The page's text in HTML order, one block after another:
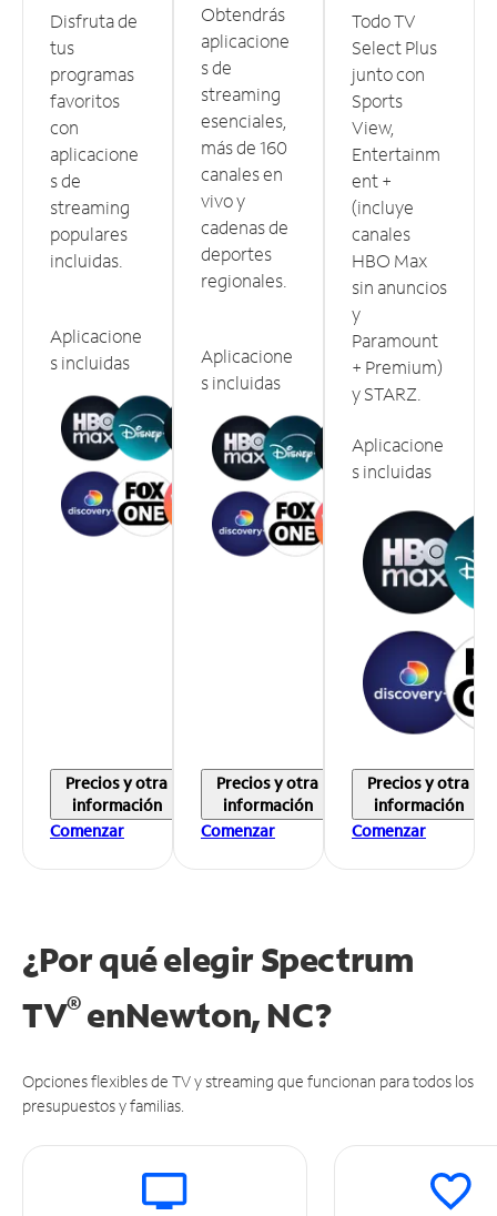
Disfruta de
tus
programas
favoritos
con
aplicacione
s de
streaming
populares
incluidas.
Aplicacione
s incluidas
Precios y otra
información
Comenzar
Obtendrás
aplicacione
s de
streaming
esenciales,
más de 160
canales en
vivo y
cadenas de
deportes
regionales.
Aplicacione
s incluidas
Precios y otra
información
Comenzar
Todo TV
Select Plus
junto con
Sports
View,
Entertainm
ent +
(incluye
canales
HBO Max
sin anuncios
y
Paramount
+ Premium)
y STARZ.
Aplicacione
s incluidas
Precios y otra
información
Comenzar
¿Por qué elegir Spectrum
TV®enNewton, NC?
Opciones flexibles de TV y streaming que funcionan para todos los
presupuestos y familias.